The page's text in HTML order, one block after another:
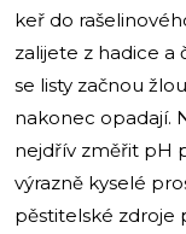
keř do
zalijete z hadice
se listy začnou
nakonec opadají.
nejdřív změřit pH
výrazně kyselé
pěstitelské zdroje